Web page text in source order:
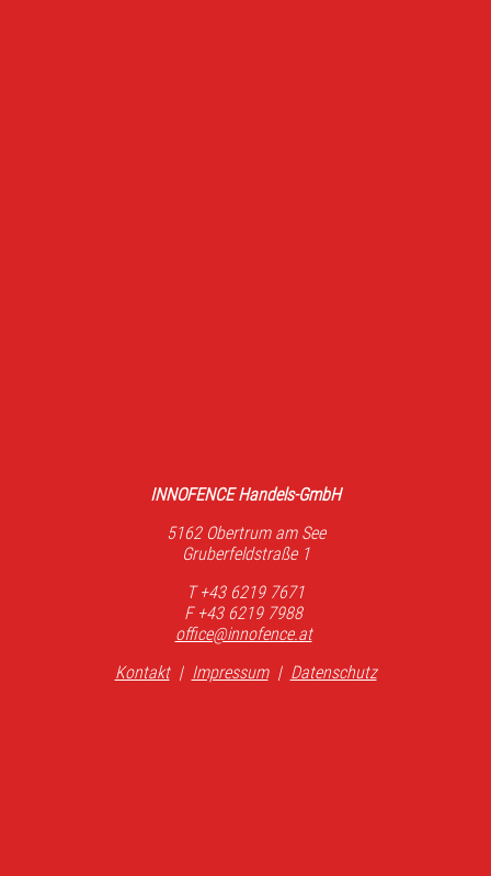
INNOFENCE Handels-GmbH
5162 Obertrum am See
Gruberfeldstraße 1
T +43 6219 7671
F +43 6219 7988
office@innofence.at
Kontakt | Impressum | Datenschutz